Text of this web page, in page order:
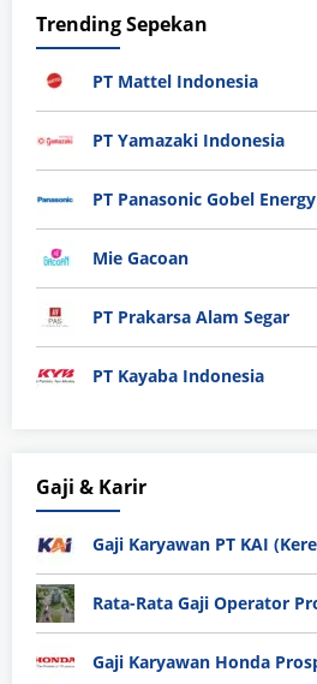
Trending Sepekan
PT Mattel Indonesia
PT Yamazaki Indonesia
PT Panasonic Gobel Energy
Mie Gacoan
PT Prakarsa Alam Segar
PT Kayaba Indonesia
Gaji & Karir